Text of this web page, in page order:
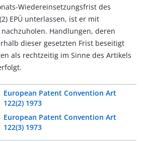
Wiedereinsetzungsfrist des
EPÜ unterlassen, ist er mit
Handlungen, deren
dieser gesetzten Frist beseitigt
als rechtzeitig im Sinne des Artikels
European Patent Convention Art
122(2) 1973
European Patent Convention Art
122(3) 1973